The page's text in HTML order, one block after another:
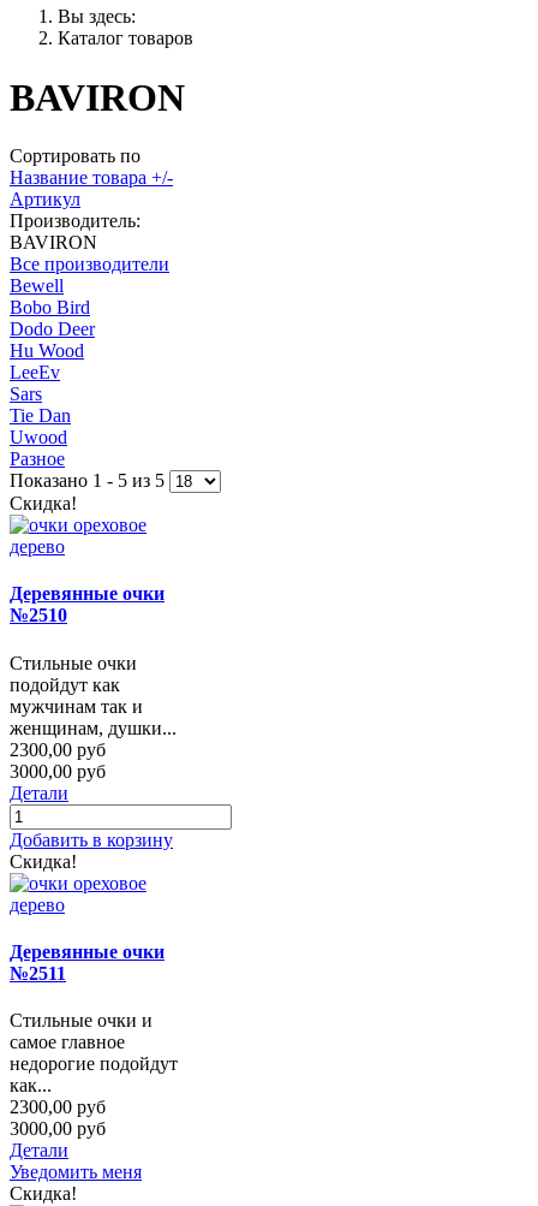
Вы здесь:
Каталог товаров
BAVIRON
Сортировать по
Название товара +/-
Артикул
Производитель:
BAVIRON
Все производители
Bewell
Bobo Bird
Dodo Deer
Hu Wood
LeeEv
Sars
Tie Dan
Uwood
Разное
Показано 1 - 5 из 5
Скидка!
Деревянные очки
№2510
Стильные очки
подойдут как
мужчинам так и
женщинам, душки...
2300,00 руб
3000,00 руб
Детали
Добавить в корзину
Скидка!
Деревянные очки
№2511
Стильные очки и
самое главное
недорогие подойдут
как...
2300,00 руб
3000,00 руб
Детали
Уведомить меня
Скидка!